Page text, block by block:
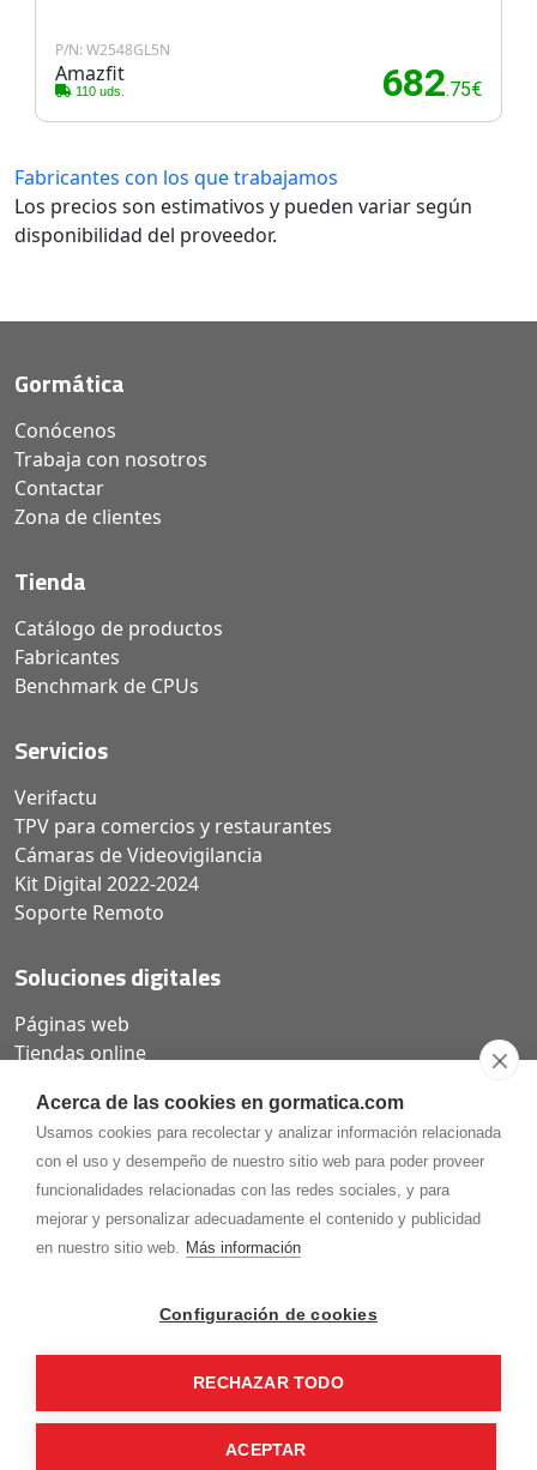
Acerca de las cookies en gormatica.com
Usamos cookies para recolectar y analizar información relacionada
con el uso y desempeño de nuestro sitio web para poder proveer
funcionalidades relacionadas con las redes sociales, y para
mejorar y personalizar adecuadamente el contenido y publicidad
en nuestro sitio web. Más información
Configuración de cookies
RECHAZAR TODO
ACEPTAR
P/N: W2548GL5N
Amazfit
110 uds. 682.75€
Fabricantes con los que trabajamos
Los precios son estimativos y pueden variar según
disponibilidad del proveedor.
Gormática
Conócenos
Trabaja con nosotros
Contactar
Zona de clientes
Tienda
Catálogo de productos
Fabricantes
Benchmark de CPUs
Servicios
Verifactu
TPV para comercios y restaurantes
Cámaras de Videovigilancia
Kit Digital 2022-2024
Soporte Remoto
Soluciones digitales
Páginas web
Tiendas online
975.368.262
Aviso Legal Política de privacidad
Gormaz Informática S.L.C/ Soria, 2 - El Burgo de Osma (Soria)
¡Síguenos en nuestras redes!